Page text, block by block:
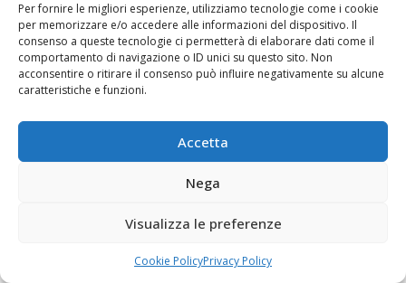
Per fornire le migliori esperienze, utilizziamo tecnologie come i cookie
per memorizzare e/o accedere alle informazioni del dispositivo. Il
consenso a queste tecnologie ci permetterà di elaborare dati come il
comportamento di navigazione o ID unici su questo sito. Non
acconsentire o ritirare il consenso può influire negativamente su alcune
caratteristiche e funzioni.
Accetta
Nega
Visualizza le preferenze
Cookie PolicyPrivacy Policy
Novità editoriali